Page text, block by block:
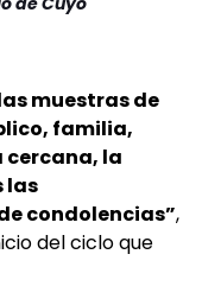
muestras de
familia,
la
las
condolencias”,
del ciclo que